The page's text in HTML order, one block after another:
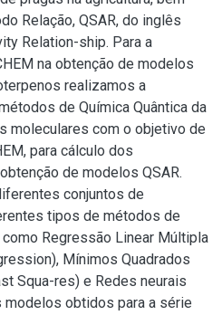
Relação, QSAR, do inglês
Relation-ship. Para a
na obtenção de modelos
realizamos a
de Química Quântica da
moleculares com o objetivo de
para cálculo dos
de modelos QSAR.
conjuntos de
tipos de métodos de
Regressão Linear Múltipla
Mínimos Quadrados
Squa-res) e Redes neurais
modelos obtidos para a série